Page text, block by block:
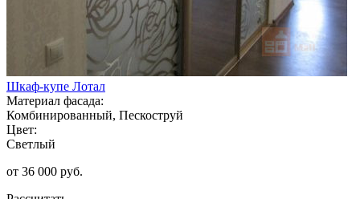
Шкаф-купе Лотал
Материал фасада:
Комбинированный, Пескоструй
Цвет:
Светлый
от 36 000 руб.